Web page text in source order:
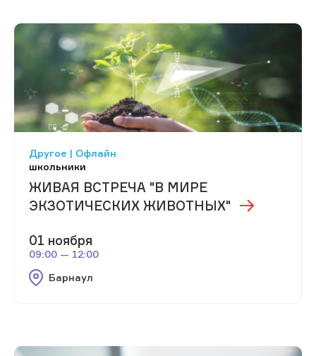
Другое | Офлайн
школьники
ЖИВАЯ ВСТРЕЧА "В МИРЕ
ЭКЗОТИЧЕСКИХ ЖИВОТНЫХ"
01 ноября
09:00 — 12:00
Барнаул